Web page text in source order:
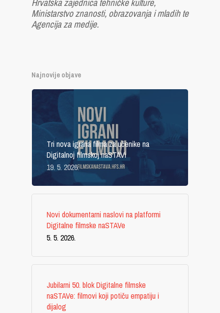
Ministarstvo znanosti, obrazovanja i mladih te
Agencija za medije.
Najnovije objave
Tri nova igrana filma za učenike na
Digitalnoj filmskoj naSTAVi
19. 5. 2026.
Novi dokumentarni naslovi na platformi
Digitalne filmske naSTAVe
5. 5. 2026.
Jubilarni 50. blok Digitalne filmske
naSTAVe: filmovi koji potiču empatiju i
dijalog